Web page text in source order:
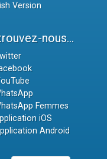
Version
nous...
Femmes
iOS
Android